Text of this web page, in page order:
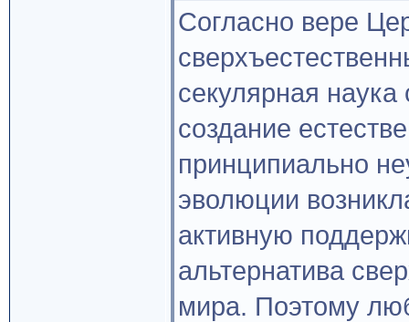
Согласно вере
секулярная
создание
принципиально
эволюции
активную
альтернатива
мира. Поэтому